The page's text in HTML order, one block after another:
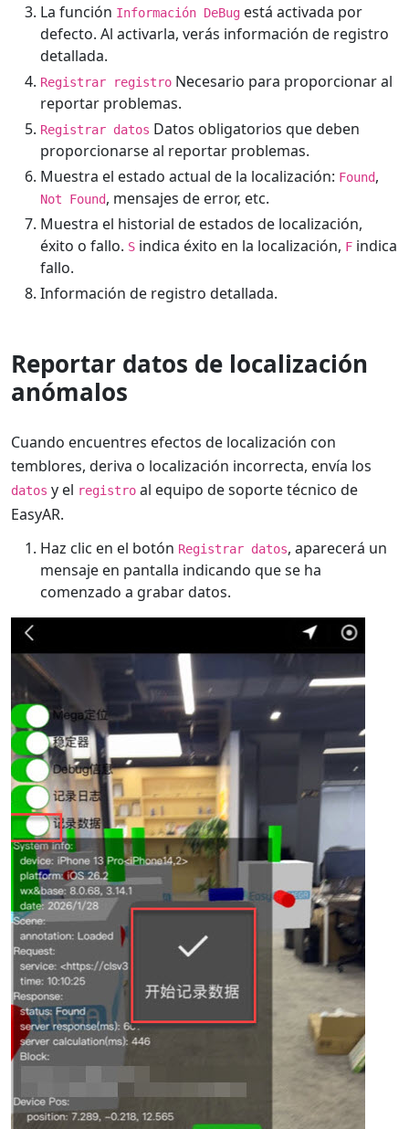
La función Información DeBug está activada por
defecto. Al activarla, verás información de registro
detallada.
Registrar registro Necesario para proporcionar al
reportar problemas.
Registrar datos Datos obligatorios que deben
proporcionarse al reportar problemas.
Muestra el estado actual de la localización: Found,
Not Found, mensajes de error, etc.
Muestra el historial de estados de localización,
éxito o fallo. S indica éxito en la localización, F indica
fallo.
Información de registro detallada.
Reportar datos de localización
anómalos
Cuando encuentres efectos de localización con
temblores, deriva o localización incorrecta, envía los
datos y el registro al equipo de soporte técnico de
EasyAR.
Haz clic en el botón Registrar datos, aparecerá un
mensaje en pantalla indicando que se ha
comenzado a grabar datos.